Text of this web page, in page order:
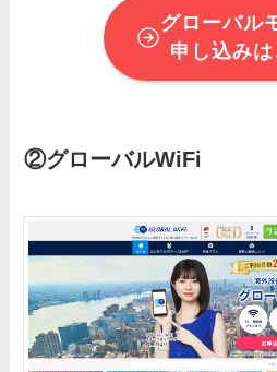
グローバル
申し込みは
②グローバルWiFi